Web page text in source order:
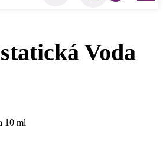
Voda